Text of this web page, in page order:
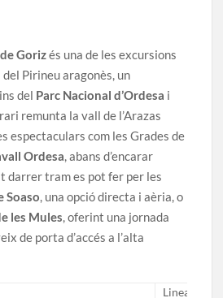
Gorizés una de les excursions
Pirineu aragonès, un
del Parc Nacional d’Ordesa i
remunta la vall de l’Arazas
espectaculars com les Grades de
Ordesa, abans d’encarar
darrer tram es pot fer per les
Soaso, una opció directa i aèria, o
les Mules, oferint una jornada
de porta d’accés a l’alta
Lineal /